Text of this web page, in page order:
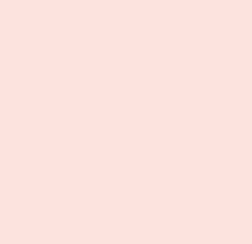
öppnas i nytt